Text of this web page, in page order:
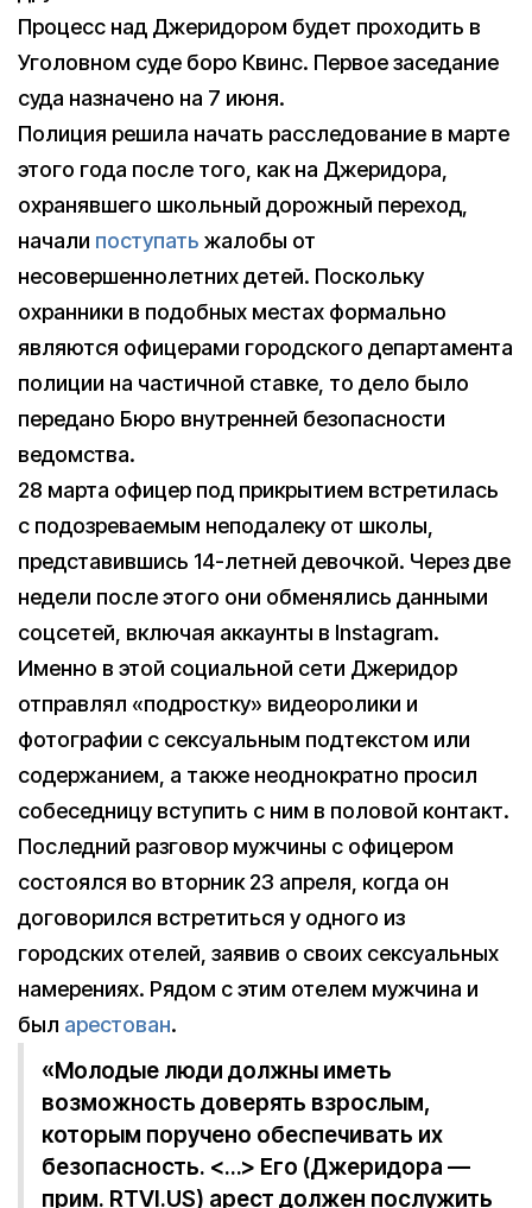
Процесс над Джеридором будет проходить в
Уголовном суде боро Квинс. Первое заседание
суда назначено на 7 июня.
Полиция решила начать расследование в марте
этого года после того, как на Джеридора,
охранявшего школьный дорожный переход,
начали поступать жалобы от
несовершеннолетних детей. Поскольку
охранники в подобных местах формально
являются офицерами городского департамента
полиции на частичной ставке, то дело было
передано Бюро внутренней безопасности
ведомства.
28 марта офицер под прикрытием встретилась
с подозреваемым неподалеку от школы,
представившись 14-летней девочкой. Через две
недели после этого они обменялись данными
соцсетей, включая аккаунты в Instagram.
Именно в этой социальной сети Джеридор
отправлял «подростку» видеоролики и
фотографии с сексуальным подтекстом или
содержанием, а также неоднократно просил
собеседницу вступить с ним в половой контакт.
Последний разговор мужчины с офицером
состоялся во вторник 23 апреля, когда он
договорился встретиться у одного из
городских отелей, заявив о своих сексуальных
намерениях. Рядом с этим отелем мужчина и
был арестован.
«Молодые люди должны иметь
возможность доверять взрослым,
которым поручено обеспечивать их
безопасность. <…> Его (Джеридора —
прим. RTVI.US) арест должен послужить